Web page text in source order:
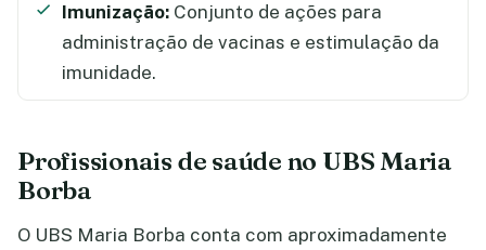
Imunização: Conjunto de ações para
administração de vacinas e estimulação da
imunidade.
Profissionais de saúde no UBS Maria
Borba
O UBS Maria Borba conta com aproximadamente